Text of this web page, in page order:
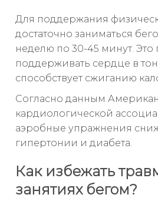
Для поддержания
достаточно заниматься
неделю по 30-45 минут. Это
поддерживать сердце в
способствует сжиганию
Согласно данным
кардиологической
аэробные упражнения
гипертонии и диабета.
Как избежать
занятиях бегом?